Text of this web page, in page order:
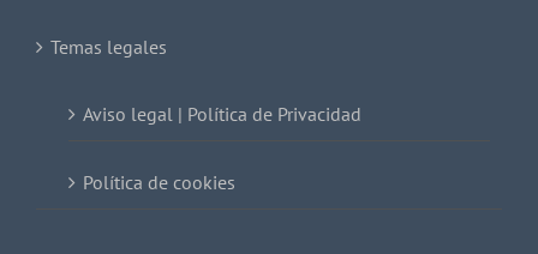
Temas legales
Aviso legal | Política de Privacidad
Política de cookies